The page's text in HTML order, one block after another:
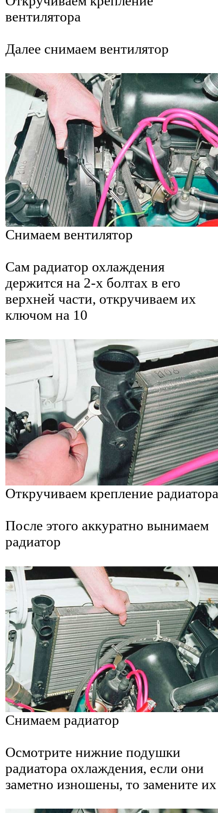
вентилятора
Далее снимаем вентилятор
Снимаем вентилятор
Сам радиатор охлаждения
держится на 2-х болтах в его
верхней части, откручиваем их
ключом на 10
Откручиваем крепление радиатора
После этого аккуратно вынимаем
радиатор
Снимаем радиатор
Осмотрите нижние подушки
радиатора охлаждения, если они
заметно изношены, то замените их